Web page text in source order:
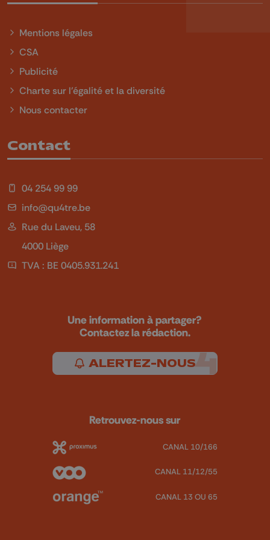
Mentions légales
CSA
Publicité
Charte sur l'égalité et la diversité
Nous contacter
Contact
04 254 99 99
info@qu4tre.be
Rue du Laveu, 58
4000 Liège
TVA : BE 0405.931.241
Une information à partager?
Contactez la rédaction.
ALERTEZ-NOUS
Retrouvez-nous sur
CANAL 10/166
CANAL 11/12/55
CANAL 13 OU 65